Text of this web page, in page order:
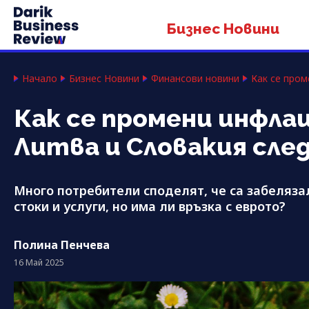
Бизнес Новини
Начало Бизнес Новини Финансови новини Как се
Как се промени
Литва и Словакия
Много потребители споделят, че са
стоки и услуги, но има ли връзка с еврото?
Полина Пенчева
16 Май 2025